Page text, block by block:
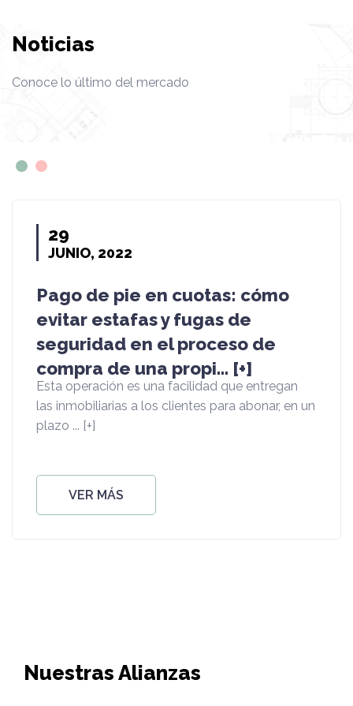
Noticias
Conoce lo último del mercado
29
JUNIO, 2022
Pago de pie en cuotas: cómo
evitar estafas y fugas de
seguridad en el proceso de
compra de una propi... [+]
Esta operación es una facilidad que entregan
las inmobiliarias a los clientes para abonar, en un
plazo ... [+]
VER MÁS
Nuestras Alianzas